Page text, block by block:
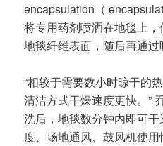
encapsulation（
将专用药剂喷洒在地毯上
地毯纤维表面，随后再通过
“相较于需要数小时晾干的
清洁方式干燥速度更快。”
洗后，地毯数分钟内即可
度、场地通风、鼓风机使